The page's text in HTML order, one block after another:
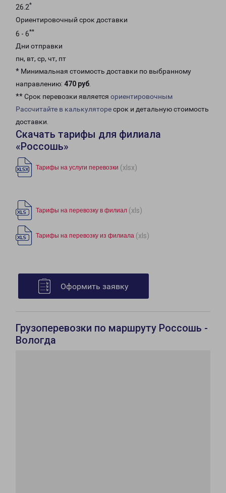
26.2*
Ориентировочный срок доставки
6 - 6**
Дни отправки
пн, вт, ср, чт, пт
* Минимальная стоимость доставки по выбранному
направлению: 470 руб.
** Срок перевозки является ориентировочным
Рассчитайте в калькуляторесрок и детальную стоимость
доставки.
Скачать тарифы для филиала
«Россошь»
Тарифы на услуги перевозки (xlsx)
Тарифы на перевозку в филиал (xls)
Тарифы на перевозку из филиала (xls)
Оформить заявку
Грузоперевозки по маршруту Россошь -
Вологда